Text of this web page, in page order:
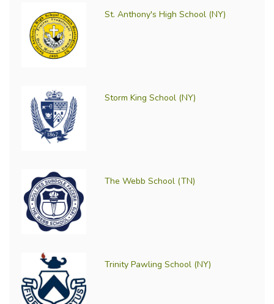
St. Anthony's High School (NY)
Storm King School (NY)
The Webb School (TN)
Trinity Pawling School (NY)